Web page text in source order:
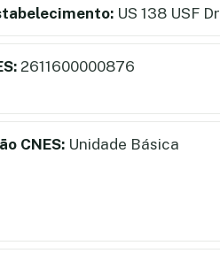
US 138 USF
2611600000876
CNES: Unidade Básica